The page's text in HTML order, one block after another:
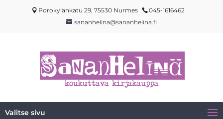
Porokylänkatu 29, 75530 Nurmes
045-1616462
sananhelina@sananhelina.fi
Valitse sivu